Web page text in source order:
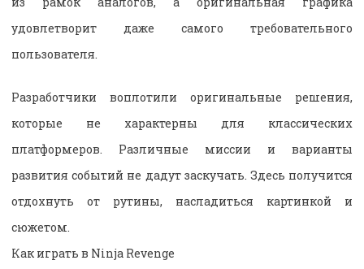
удовлетворит даже самого требовательного
пользователя.
Разработчики воплотили оригинальные решения,
которые не характерны для классических
платформеров. Различные миссии и варианты
развития событий не дадут заскучать. Здесь получится
отдохнуть от рутины, насладиться картинкой и
сюжетом.
Как играть в Ninja Revenge